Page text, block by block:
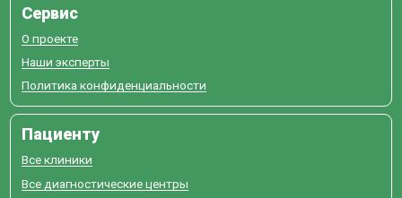
Сервис
О проекте
Наши эксперты
Политика конфиденциальности
Пациенту
Все клиники
Все диагностические центры